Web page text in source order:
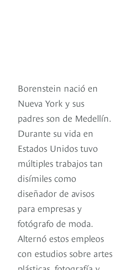
Borenstein nació en
Nueva York y sus
padres son de Medellín.
Durante su vida en
Estados Unidos tuvo
múltiples trabajos tan
disímiles como
diseñador de avisos
para empresas y
fotógrafo de moda.
Alternó estos empleos
con estudios sobre artes